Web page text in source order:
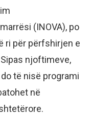
(INOVA), po
ri për përfshirjen e
njoftimeve,
të nisë programi
në